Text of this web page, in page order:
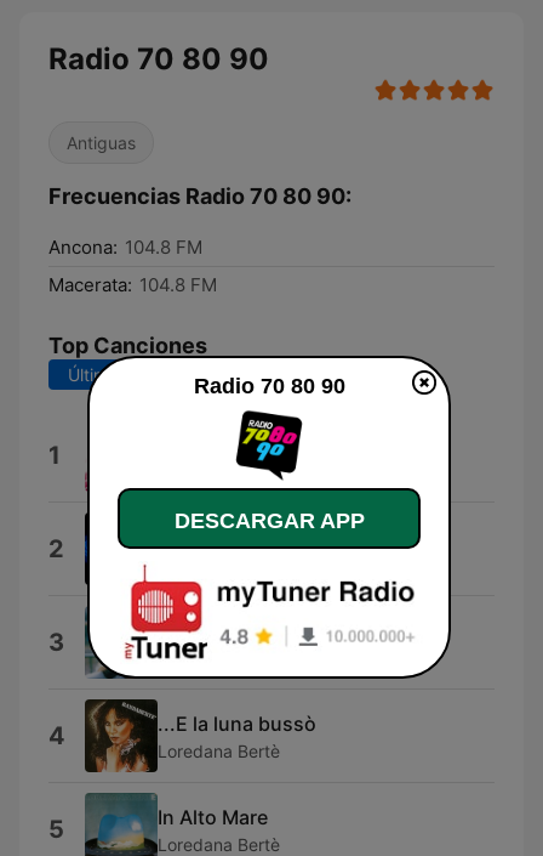
Radio 70 80 90
Antiguas
Frecuencias Radio 70 80 90:
Ancona: 104.8 FM
Macerata: 104.8 FM
Top Canciones
Últimos 7 días Últimos 30 días
1 70/80/90
2 Segnale orario
3 Semplice
Gianni Togni
4 ...E la luna bussò
Loredana Bertè
5 In Alto Mare
Loredana Bertè
Radio 70 80 90
DESCARGAR APP